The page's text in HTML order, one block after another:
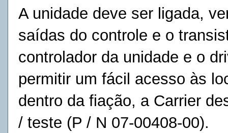
A unidade deve ser ligada,
saídas do controle e o
controlador da unidade e o
permitir um fácil acesso às
dentro da fiação, a Carrier
/ teste (P / N 07-00408-00).